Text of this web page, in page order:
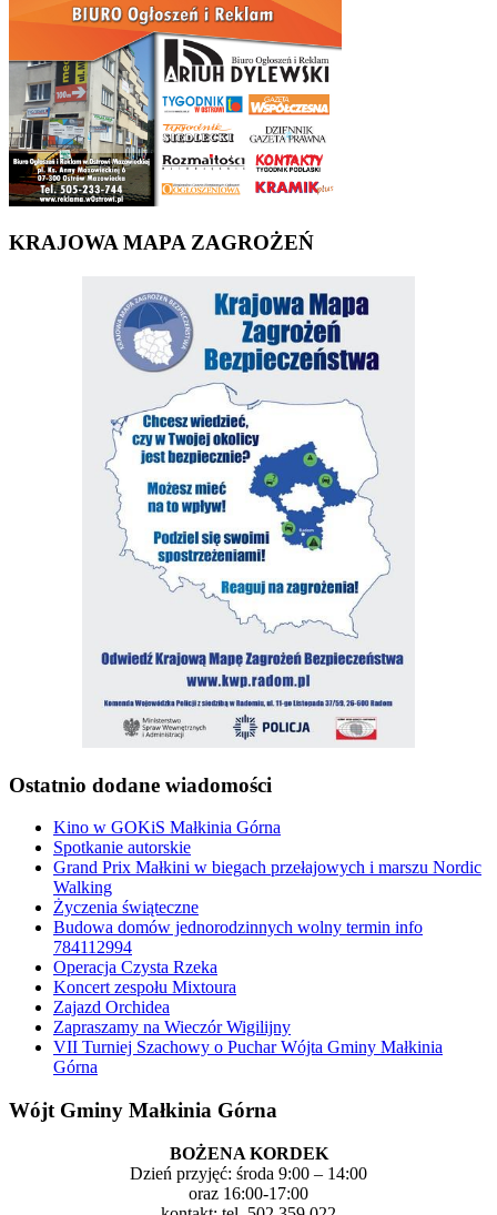
KRAJOWA MAPA ZAGROŻEŃ
Ostatnio dodane wiadomości
Kino w GOKiS Małkinia Górna
Spotkanie autorskie
Grand Prix Małkini w biegach przełajowych i marszu Nordic
Walking
Życzenia świąteczne
Budowa domów jednorodzinnych wolny termin info
784112994
Operacja Czysta Rzeka
Koncert zespołu Mixtoura
Zajazd Orchidea
Zapraszamy na Wieczór Wigilijny
VII Turniej Szachowy o Puchar Wójta Gminy Małkinia
Górna
Wójt Gminy Małkinia Górna
BOŻENA KORDEK
Dzień przyjęć: środa 9:00 – 14:00
oraz 16:00-17:00